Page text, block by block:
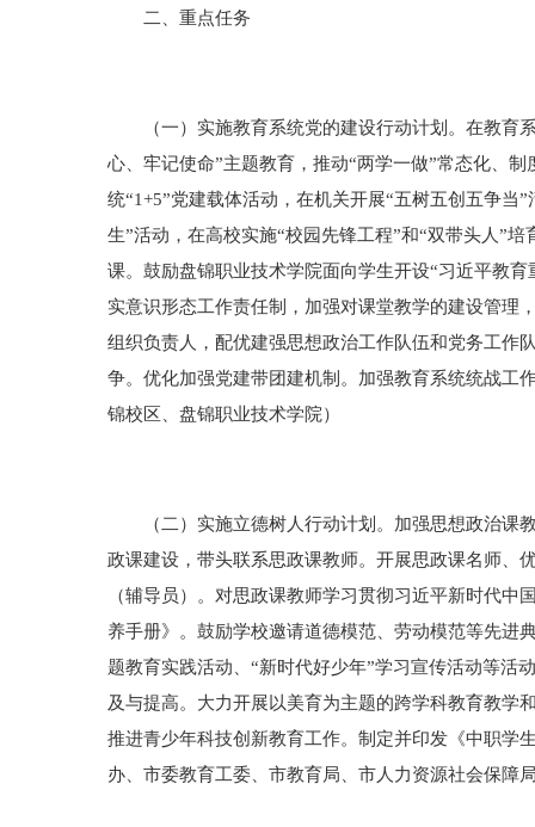
二、重点任务
（一）实施教育系统党的建设行动计划。在教育系
心、牢记使命”主题教育，推动“两学一做”常态化、
统“1+5”党建载体活动，在机关开展“五树五创五争当
生”活动，在高校实施“校园先锋工程”和“双带头人”
课。鼓励盘锦职业技术学院面向学生开设“习近平教
实意识形态工作责任制，加强对课堂教学的建设管理
组织负责人，配优建强思想政治工作队伍和党务工作
争。优化加强党建带团建机制。加强教育系统统战工
锦校区、盘锦职业技术学院）
（二）实施立德树人行动计划。加强思想政治课教
政课建设，带头联系思政课教师。开展思政课名师、
（辅导员）。对思政课教师学习贯彻习近平新时代
养手册》。鼓励学校邀请道德模范、劳动模范等先进
题教育实践活动、“新时代好少年”学习宣传活动等活
及与提高。大力开展以美育为主题的跨学科教育教学
推进青少年科技创新教育工作。制定并印发《中职学
办、市委教育工委、市教育局、市人力资源社会保障